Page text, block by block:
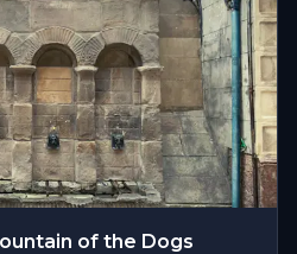
of the Dogs